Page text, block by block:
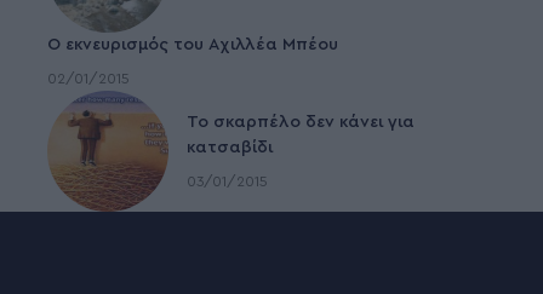
Ο εκνευρισμός του Αχιλλέα Μπέου
02/01/2015
To σκαρπέλο δεν κάνει για
κατσαβίδι
03/01/2015